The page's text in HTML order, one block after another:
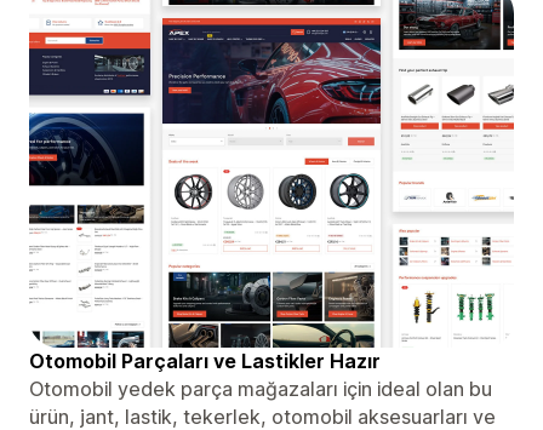
Otomobil Parçaları ve Lastikler Hazır
Otomobil yedek parça mağazaları için ideal olan bu
ürün, jant, lastik, tekerlek, otomobil aksesuarları ve